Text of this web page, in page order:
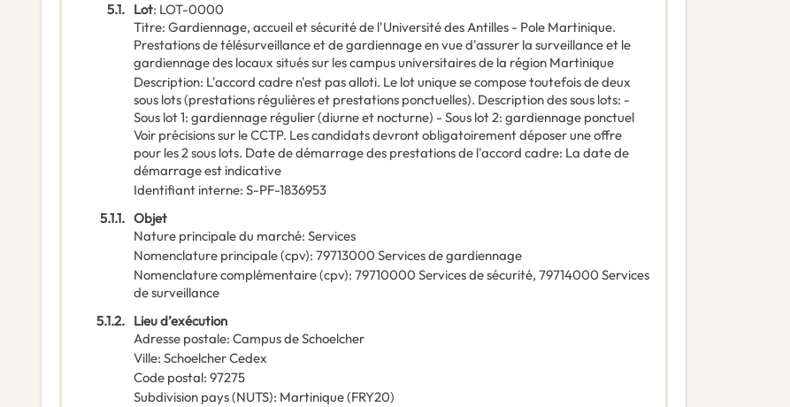
5.1. Lot: LOT-0000
Titre: Gardiennage, accueil et sécurité de l'Université des Antilles - Pole Martinique.
Prestations de télésurveillance et de gardiennage en vue d'assurer la surveillance et le
gardiennage des locaux situés sur les campus universitaires de la région Martinique
Description: L'accord cadre n'est pas alloti. Le lot unique se compose toutefois de deux
sous lots (prestations régulières et prestations ponctuelles). Description des sous lots: -
Sous lot 1: gardiennage régulier (diurne et nocturne) - Sous lot 2: gardiennage ponctuel
Voir précisions sur le CCTP. Les candidats devront obligatoirement déposer une offre
pour les 2 sous lots. Date de démarrage des prestations de l'accord cadre: La date de
démarrage est indicative
Identifiant interne: S-PF-1836953
5.1.1. Objet
Nature principale du marché: Services
Nomenclature principale(cpv): 79713000 Services de gardiennage
Nomenclature complémentaire(cpv): 79710000 Services de sécurité, 79714000 Services
de surveillance
5.1.2. Lieu d’exécution
Adresse postale: Campus de Schoelcher
Ville: Schoelcher Cedex
Code postal: 97275
Subdivision pays (NUTS): Martinique(FRY20)